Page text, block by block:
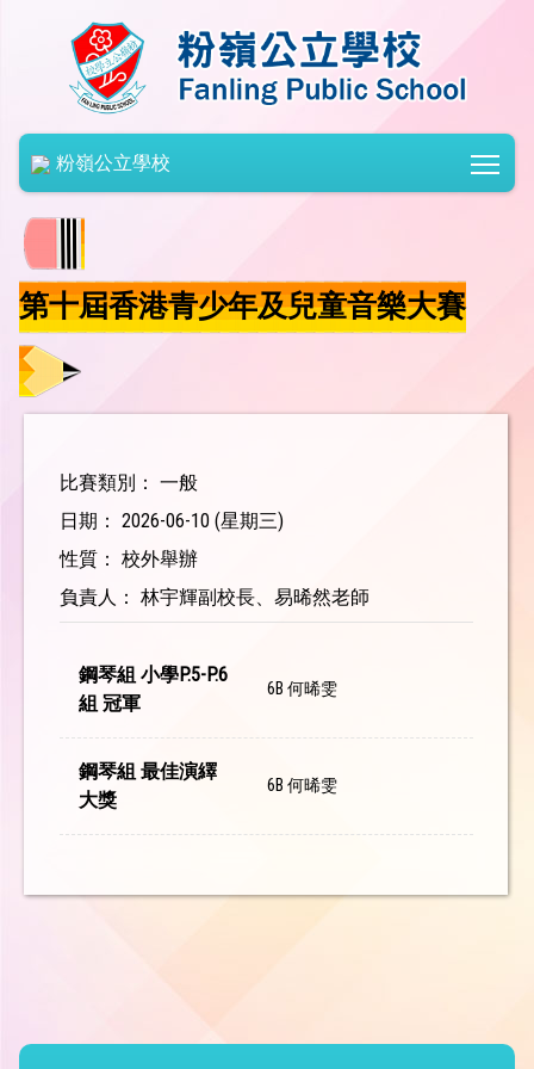
粉嶺公立學校
第十屆香港青少年及兒童音樂大賽
比賽類別： 一般
日期： 2026-06-10 (星期三)
性質： 校外舉辦
負責人： 林宇輝副校長、易晞然老師
鋼琴組 小學P.5-P.6
組 冠軍
6B 何晞雯
鋼琴組 最佳演繹
大獎
6B 何晞雯